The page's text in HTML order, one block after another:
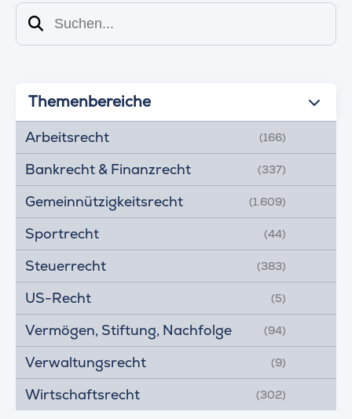
Suchen
Themenbereiche
Arbeitsrecht (166)
Bankrecht & Finanzrecht (337)
Gemeinnützigkeitsrecht (1.609)
Sportrecht (44)
Steuerrecht (383)
US-Recht (5)
Vermögen, Stiftung, Nachfolge (94)
Verwaltungsrecht (9)
Wirtschaftsrecht (302)